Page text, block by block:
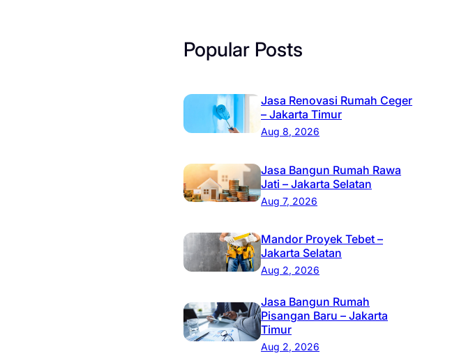
Popular Posts
Jasa Renovasi Rumah Ceger
– Jakarta Timur
Aug 8, 2026
Jasa Bangun Rumah Rawa
Jati – Jakarta Selatan
Aug 7, 2026
Mandor Proyek Tebet –
Jakarta Selatan
Aug 2, 2026
Jasa Bangun Rumah
Pisangan Baru – Jakarta
Timur
Aug 2, 2026